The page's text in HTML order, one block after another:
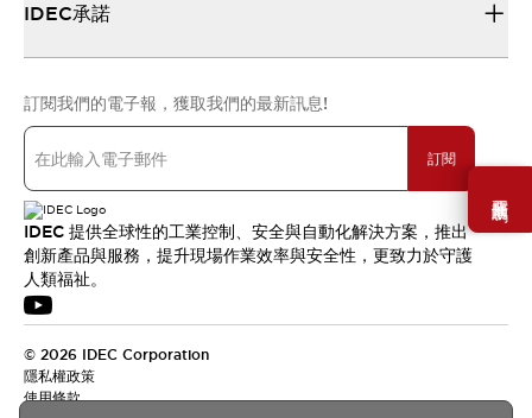
需要幫助嗎？
IDEC承諾
訂閱我們的電子報，獲取我們的最新訊息!
訂閱
IDEC 提供全球性的工業控制、安全與自動化解決方案，推出
創新產品與服務，提升現場作業效率與安全性，更致力於守護
人類福祉。
© 2026 IDEC Corporation
隱私權政策
使用條款